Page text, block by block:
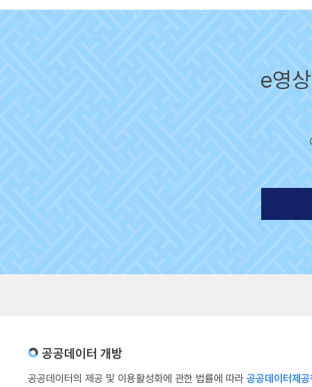
e영
공공데이터 개방
공공데이터의 제공 및 이용활성화에 관한 법률에 따라 공공데이터제